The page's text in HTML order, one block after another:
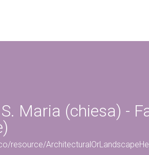
Maria (chiesa) -
resource/